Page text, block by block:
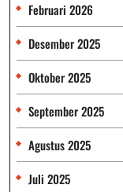
Februari 2026
Desember 2025
Oktober 2025
September 2025
Agustus 2025
Juli 2025